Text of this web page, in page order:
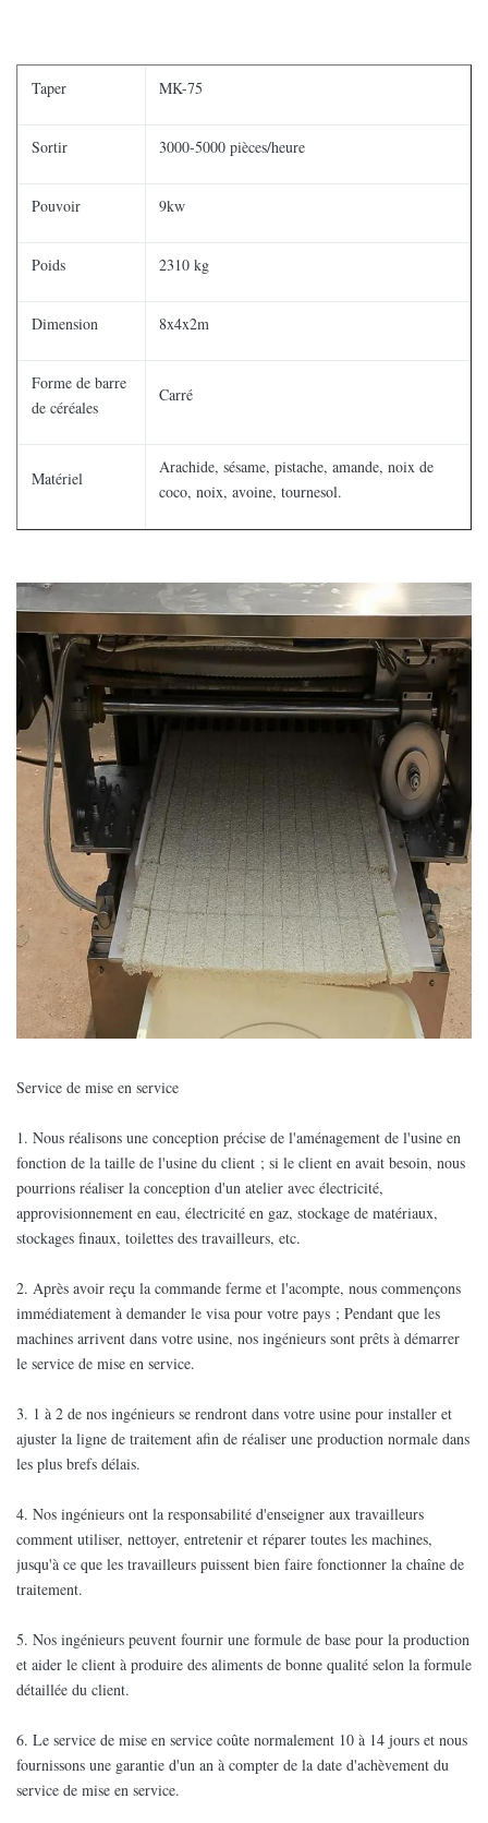
Taper MK-75
Sortir 3000-5000 pièces/heure
Pouvoir 9kw
Poids 2310 kg
Dimension 8x4x2m
Forme de barre
de céréales
Carré
Matériel
Arachide, sésame, pistache, amande, noix de
coco, noix, avoine, tournesol.
Service de mise en service
1. Nous réalisons une conception précise de l'aménagement de l'usine en
fonction de la taille de l'usine du client ; si le client en avait besoin, nous
pourrions réaliser la conception d'un atelier avec électricité,
approvisionnement en eau, électricité en gaz, stockage de matériaux,
stockages finaux, toilettes des travailleurs, etc.
2. Après avoir reçu la commande ferme et l'acompte, nous commençons
immédiatement à demander le visa pour votre pays ; Pendant que les
machines arrivent dans votre usine, nos ingénieurs sont prêts à démarrer
le service de mise en service.
3. 1 à 2 de nos ingénieurs se rendront dans votre usine pour installer et
ajuster la ligne de traitement afin de réaliser une production normale dans
les plus brefs délais.
4. Nos ingénieurs ont la responsabilité d'enseigner aux travailleurs
comment utiliser, nettoyer, entretenir et réparer toutes les machines,
jusqu'à ce que les travailleurs puissent bien faire fonctionner la chaîne de
traitement.
5. Nos ingénieurs peuvent fournir une formule de base pour la production
et aider le client à produire des aliments de bonne qualité selon la formule
détaillée du client.
6. Le service de mise en service coûte normalement 10 à 14 jours et nous
fournissons une garantie d'un an à compter de la date d'achèvement du
service de mise en service.